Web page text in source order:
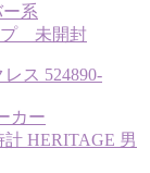
系
プ 未開封
ス 524890-
カー
HERITAGE 男